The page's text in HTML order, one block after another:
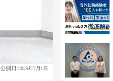
公開日:2025年7月1日